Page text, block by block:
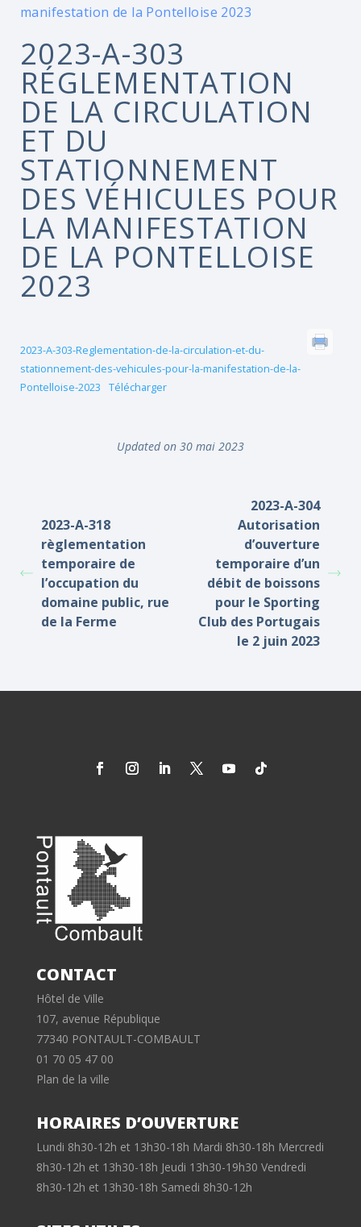
manifestation de la Pontelloise 2023
2023-A-303
RÉGLEMENTATION
DE LA CIRCULATION
ET DU
STATIONNEMENT
DES VÉHICULES POUR
LA MANIFESTATION
DE LA PONTELLOISE
2023
2023-A-303-Reglementation-de-la-circulation-et-du-
stationnement-des-vehicules-pour-la-manifestation-de-la-
Pontelloise-2023
Télécharger
Updated on 30 mai 2023
2023-A-318
règlementation
temporaire de
l’occupation du
domaine public, rue
de la Ferme
2023-A-304
Autorisation
d’ouverture
temporaire d’un
débit de boissons
pour le Sporting
Club des Portugais
le 2 juin 2023
CONTACT
Hôtel de Ville
107, avenue République
77340 PONTAULT-COMBAULT
01 70 05 47 00
Plan de la ville
HORAIRES D’OUVERTURE
Lundi 8h30-12h et 13h30-18h Mardi 8h30-18h Mercredi
8h30-12h et 13h30-18h Jeudi 13h30-19h30 Vendredi
8h30-12h et 13h30-18h Samedi 8h30-12h